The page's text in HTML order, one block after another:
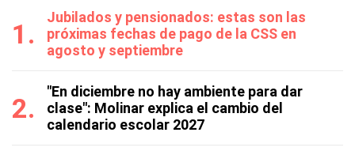
Jubilados y pensionados: estas son las
próximas fechas de pago de la CSS en
agosto y septiembre
"En diciembre no hay ambiente para dar
clase": Molinar explica el cambio del
calendario escolar 2027